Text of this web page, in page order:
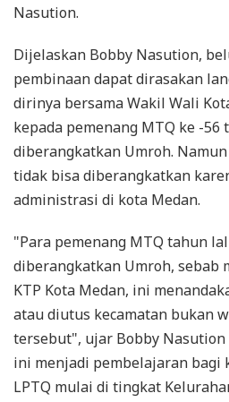
Nasution.
Dijelaskan Bobby Nasution,
pembinaan dapat dirasakan
dirinya bersama Wakil Wali
kepada pemenang MTQ ke -56
diberangkatkan Umroh.
tidak bisa diberangkatkan
administrasi di kota Medan.
"Para pemenang MTQ tahun
diberangkatkan Umroh, sebab
KTP Kota Medan, ini
atau diutus kecamatan bukan
tersebut", ujar Bobby Nasution
ini menjadi pembelajaran bagi
LPTQ mulai di tingkat